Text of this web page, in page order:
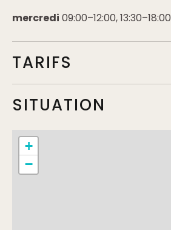
mercredi 09:00–12:00, 13:30–18:00
TARIFS
SITUATION
+
−